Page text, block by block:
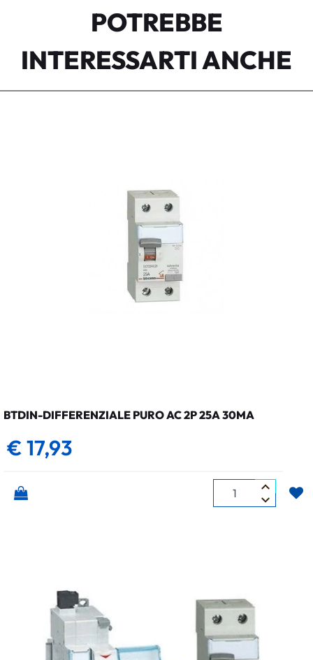
POTREBBE
INTERESSARTI ANCHE
BTDIN-DIFFERENZIALE PURO AC 2P 25A 30MA
€ 17,93
Quantità